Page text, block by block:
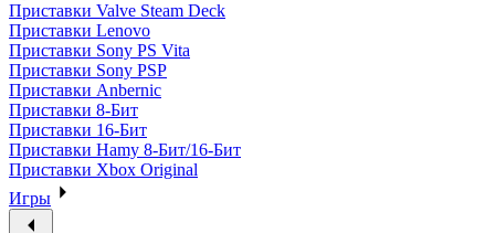
Приставки Valve Steam Deck
Приставки Lenovo
Приставки Sony PS Vita
Приставки Sony PSP
Приставки Anbernic
Приставки 8-Бит
Приставки 16-Бит
Приставки Hamy 8-Бит/16-Бит
Приставки Xbox Original
Игры